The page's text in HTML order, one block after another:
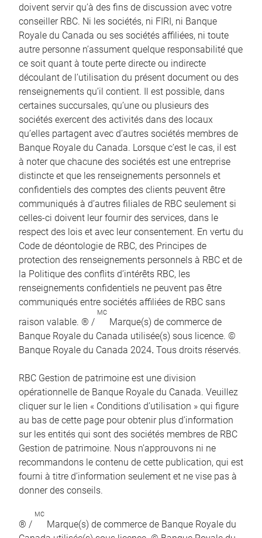
doivent servir qu’à des fins de discussion avec votre
conseiller RBC. Ni les sociétés, ni FIRI, ni Banque
Royale du Canada ou ses sociétés affiliées, ni toute
autre personne n’assument quelque responsabilité que
ce soit quant à toute perte directe ou indirecte
découlant de l’utilisation du présent document ou des
renseignements qu’il contient. Il est possible, dans
certaines succursales, qu’une ou plusieurs des
sociétés exercent des activités dans des locaux
qu’elles partagent avec d’autres sociétés membres de
Banque Royale du Canada. Lorsque c’est le cas, il est
à noter que chacune des sociétés est une entreprise
distincte et que les renseignements personnels et
confidentiels des comptes des clients peuvent être
communiqués à d’autres filiales de RBC seulement si
celles-ci doivent leur fournir des services, dans le
respect des lois et avec leur consentement. En vertu du
Code de déontologie de RBC, des Principes de
protection des renseignements personnels à RBC et de
la Politique des conflits d’intérêts RBC, les
renseignements confidentiels ne peuvent pas être
communiqués entre sociétés affiliées de RBC sans
raison valable. ® /
MC
Marque(s) de commerce de
Banque Royale du Canada utilisée(s) sous licence. ©
Banque Royale du Canada 2024. Tous droits réservés.
RBC Gestion de patrimoine est une division
opérationnelle de Banque Royale du Canada. Veuillez
cliquer sur le lien « Conditions d’utilisation » qui figure
au bas de cette page pour obtenir plus d’information
sur les entités qui sont des sociétés membres de RBC
Gestion de patrimoine. Nous n’approuvons ni ne
recommandons le contenu de cette publication, qui est
fourni à titre d’information seulement et ne vise pas à
donner des conseils.
® /
MC
Marque(s) de commerce de Banque Royale du